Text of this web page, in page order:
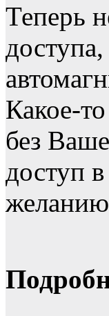
Теперь
Какое-
без
доступ